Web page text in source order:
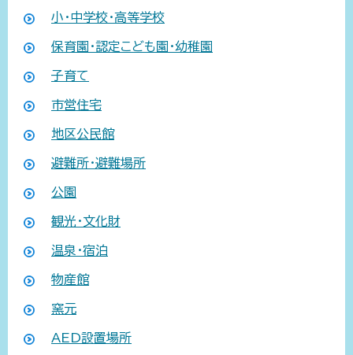
小・中学校・高等学校
保育園・認定こども園・幼稚園
子育て
市営住宅
地区公民館
避難所・避難場所
公園
観光・文化財
温泉・宿泊
物産館
窯元
AED設置場所